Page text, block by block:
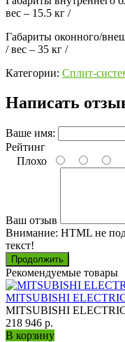
вес – 15.5 кг /
Габариты оконного/
/ вес – 35 кг /
Категории: Сплит-
Написать
Ваше имя:
Рейтинг
Плохо
Ваш отзыв
Внимание: HTML не
текст!
Продолжить
Рекомендуемые товары
MITSUBISHI
MITSUBISHI
218 946 р.
В корзину